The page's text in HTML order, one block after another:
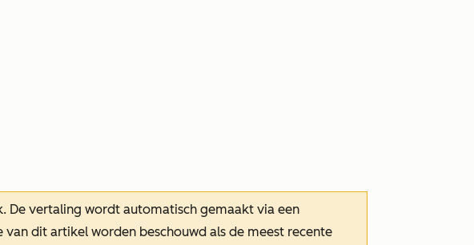
De vertaling wordt automatisch gemaakt via een
dit artikel worden beschouwd als de meest recente